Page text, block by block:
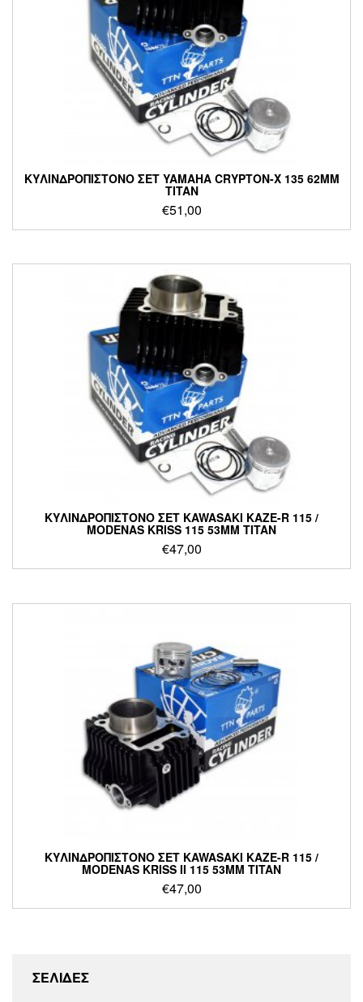
ΚΥΛΙΝΔΡΟΠΙΣΤΟΝΟ ΣΕΤ YAMAHA CRYPTON-X 135 62MM
TITAN
€51,00
ΚΥΛΙΝΔΡΟΠΙΣΤΟΝΟ ΣΕΤ KAWASAKI KAZE-R 115 /
MODENAS KRISS 115 53MM TITAN
€47,00
ΚΥΛΙΝΔΡΟΠΙΣΤΟΝΟ ΣΕΤ KAWASAKI KAZE-R 115 /
MODENAS KRISS II 115 53MM TITAN
€47,00
ΣΕΛΙΔΕΣ